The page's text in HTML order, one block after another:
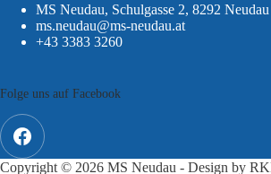
MS Neudau, Schulgasse 2, 8292 Neudau
ms.neudau@ms-neudau.at
+43 3383 3260
Folge uns auf Facebook
Copyright © 2026 MS Neudau - Design by